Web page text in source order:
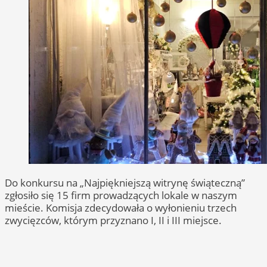
Do konkursu na „Najpiękniejszą witrynę świąteczną”
zgłosiło się 15 firm prowadzących lokale w naszym
mieście. Komisja zdecydowała o wyłonieniu trzech
zwycięzców, którym przyznano I, II i III miejsce.